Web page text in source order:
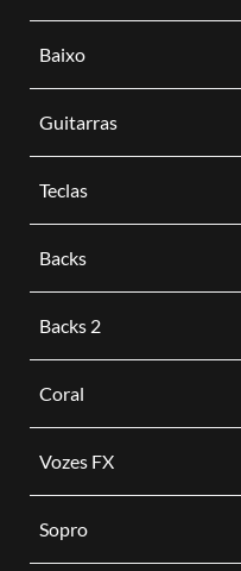
Baixo
Guitarras
Teclas
Backs
Backs 2
Coral
Vozes FX
Sopro